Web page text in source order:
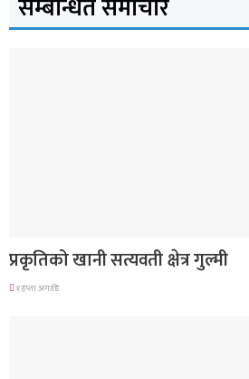
सम्बन्धित समाचार
प्रकृतिको खानी सत्यवती क्षेत्र गुल्मी
१ हप्ता अगाडि